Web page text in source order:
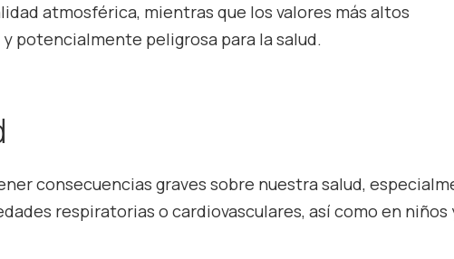
atmosférica, mientras que los valores más altos
potencialmente peligrosa para la salud.
consecuencias graves sobre nuestra salud,
respiratorias o cardiovasculares, así como en niños